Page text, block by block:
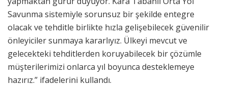
Savunma sistemiyle sorunsuz bir şekilde entegre
olacak ve tehditle birlikte hızla gelişebilecek güvenilir
önleyiciler sunmaya kararlıyız. Ülkeyi mevcut ve
gelecekteki tehditlerden koruyabilecek bir çözümle
müşterilerimizi onlarca yıl boyunca desteklemeye
hazırız.” ifadelerini kullandı.